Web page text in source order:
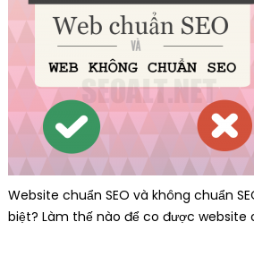
Website chuẩn SEO và không chuẩn
biệt? Làm thế nào để co được website